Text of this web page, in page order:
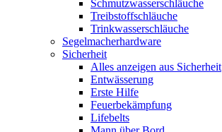
Schmutzwasserschläuche
Treibstoffschläuche
Trinkwasserschläuche
Segelmacherhardware
Sicherheit
Alles anzeigen aus Sicherheit
Entwässerung
Erste Hilfe
Feuerbekämpfung
Lifebelts